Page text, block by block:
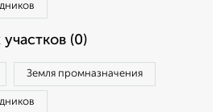
(0)
Земля промназначения